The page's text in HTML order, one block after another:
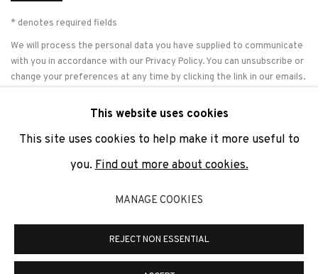
* denotes required fields
We will process the personal data you have supplied to communicate
with you in accordance with our Privacy Policy. You can unsubscribe or
change your preferences at any time by clicking the link in our emails.
PRIVACY POLICY COOKIE POLICY MANAGE COOKIES
COPYRIGHT © 2026 ADN GALERIA. SITE BY ARTLOGIC
Tel. +34 93 451 00 64 | info@adngaleria.com
This website uses cookies
This site uses cookies to help make it more useful to
you. Find out more about cookies.
MANAGE COOKIES
REJECT NON ESSENTIAL